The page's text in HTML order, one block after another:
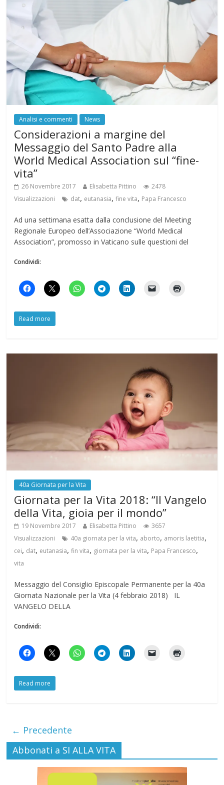
Analisi e commenti News
Considerazioni a margine del
Messaggio del Santo Padre alla
World Medical Association sul “fine-
vita”
26 Novembre 2017 Elisabetta Pittino
2478
Visualizzazioni
dat, eutanasia,fine vita, Papa Francesco
Ad una settimana esatta dalla conclusione del Meeting
Regionale Europeo dell’Associazione “World Medical
Association”, promosso in Vaticano sulle questioni del
Condividi:
Read more
40a Giornata per la Vita
Giornata per la Vita 2018: “Il Vangelo
della Vita, gioia per il mondo”
19 Novembre 2017 Elisabetta Pittino
3657
Visualizzazioni
40a giornata per la vita, aborto, amoris laetitia,
cei, dat, eutanasia,fin vita, giornata per la vita, Papa Francesco,
vita
Messaggio del Consiglio Episcopale Permanente per la 40a
Giornata Nazionale per la Vita (4 febbraio 2018) IL
VANGELO DELLA
Condividi:
Read more
← Precedente
Abbonati a SI ALLA VITA